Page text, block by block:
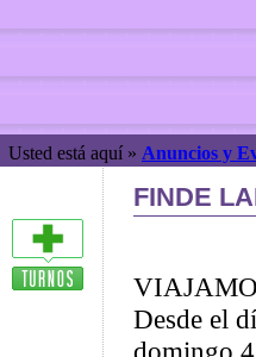
Usted está aquí » Anuncios y
FINDE
Desde el